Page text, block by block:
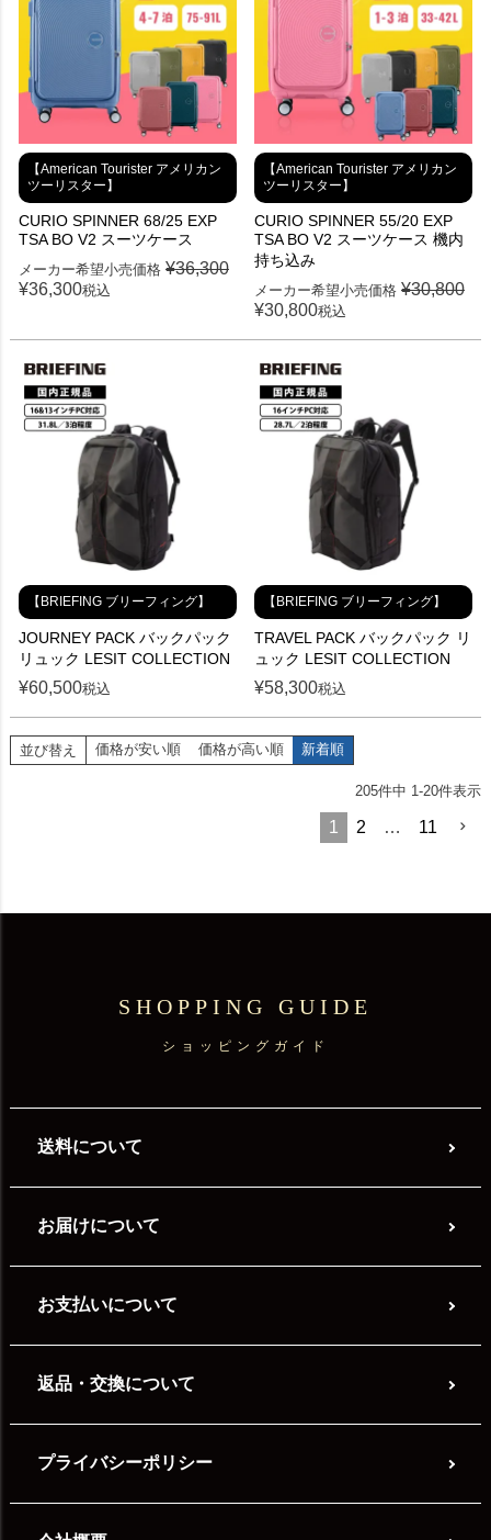
【American Tourister アメリカン
ツーリスター】
CURIO SPINNER 68/25 EXP
TSA BO V2 スーツケース
メーカー希望小売価格 ¥36,300
¥36,300税込
【American Tourister アメリカン
ツーリスター】
CURIO SPINNER 55/20 EXP
TSA BO V2 スーツケース 機内
持ち込み
メーカー希望小売価格 ¥30,800
¥30,800税込
【BRIEFING ブリーフィング】
JOURNEY PACK バックパック
リュック LESIT COLLECTION
¥60,500税込
【BRIEFING ブリーフィング】
TRAVEL PACK バックパック リ
ュック LESIT COLLECTION
¥58,300税込
並び替え 価格が安い順 価格が高い順 新着順
205件中 1-20件表示
1 2 … 11
SHOPPING GUIDE
ショッピングガイド
送料について
お届けについて
お支払いについて
返品・交換について
プライバシーポリシー